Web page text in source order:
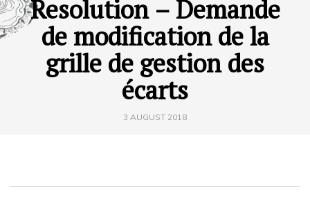
Resolution – Demande
de modification de la
grille de gestion des
écarts
3 AUGUST 2018